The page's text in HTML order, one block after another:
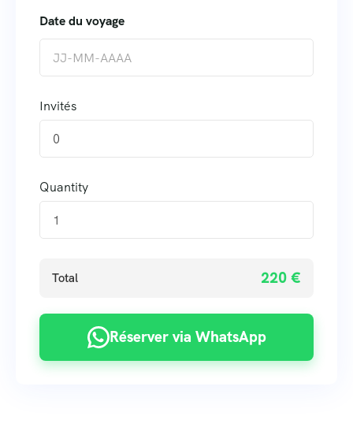
Invités
0
Quantity
Total 220 €
Réserver via WhatsApp